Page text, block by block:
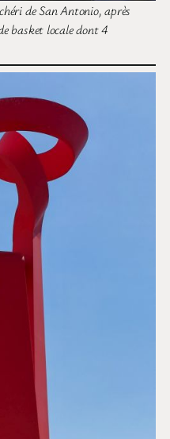
de San Antonio, après
basket locale dont 4